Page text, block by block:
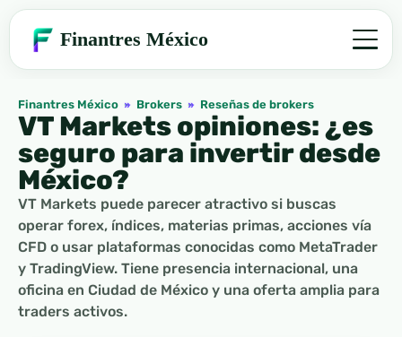
Finantres México
Finantres México » Brokers » Reseñas de brokers
VT Markets opiniones: ¿es
seguro para invertir desde
México?
VT Markets puede parecer atractivo si buscas
operar forex, índices, materias primas, acciones vía
CFD o usar plataformas conocidas como MetaTrader
y TradingView. Tiene presencia internacional, una
oficina en Ciudad de México y una oferta amplia para
traders activos.